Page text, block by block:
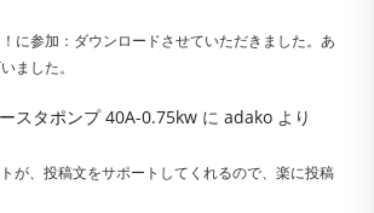
に参加：ダウンロードさせていただきました。あ
ました。
スタポンプ 40A-0.75kwに adakoより
が、投稿文をサポートしてくれるので、楽に投稿